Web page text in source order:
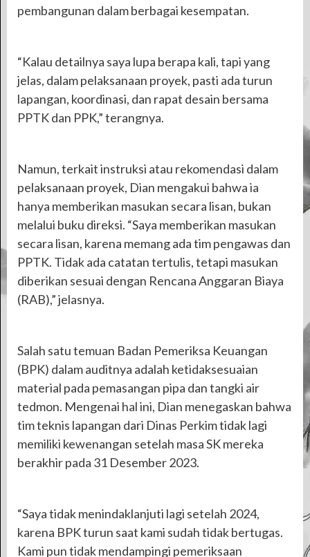
pembangunan dalam berbagai kesempatan.
“Kalau detailnya saya lupa berapa kali, tapi yang
jelas, dalam pelaksanaan proyek, pasti ada turun
lapangan, koordinasi, dan rapat desain bersama
PPTK dan PPK,” terangnya.
Namun, terkait instruksi atau rekomendasi dalam
pelaksanaan proyek, Dian mengakui bahwa ia
hanya memberikan masukan secara lisan, bukan
melalui buku direksi. “Saya memberikan masukan
secara lisan, karena memang ada tim pengawas dan
PPTK. Tidak ada catatan tertulis, tetapi masukan
diberikan sesuai dengan Rencana Anggaran Biaya
(RAB),” jelasnya.
Salah satu temuan Badan Pemeriksa Keuangan
(BPK) dalam auditnya adalah ketidaksesuaian
material pada pemasangan pipa dan tangki air
tedmon. Mengenai hal ini, Dian menegaskan bahwa
tim teknis lapangan dari Dinas Perkim tidak lagi
memiliki kewenangan setelah masa SK mereka
berakhir pada 31 Desember 2023.
“Saya tidak menindaklanjuti lagi setelah 2024,
karena BPK turun saat kami sudah tidak bertugas.
Kami pun tidak mendampingi pemeriksaan